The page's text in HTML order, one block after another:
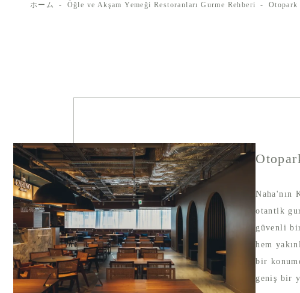
ホーム Öğle ve Akşam Yemeği Restoranları Gurme Rehberi Otopark
Naha'nın
otantik
güvenli
hem
bir
geniş bir